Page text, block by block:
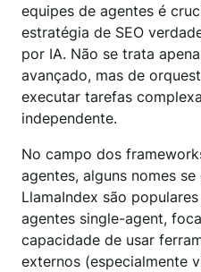
equipes de agentes é
estratégia de SEO
por IA. Não se trata
avançado, mas de
executar tarefas
independente.
No campo dos
agentes, alguns nomes
LlamaIndex são
agentes single-agent,
capacidade de usar
externos (especialmente